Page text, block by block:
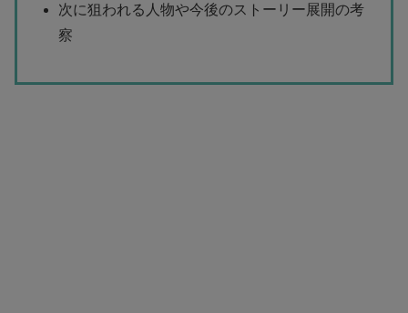
次に狙われる人物や今後のストーリー展開の考
察